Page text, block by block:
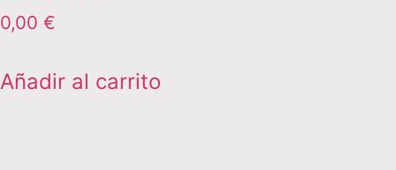
0,00 €
Añadir al carrito